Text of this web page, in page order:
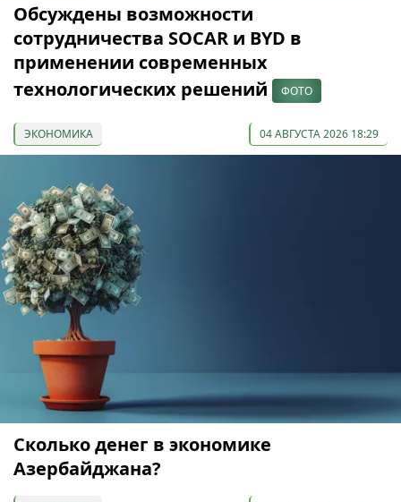
Обсуждены возможности
сотрудничества SOCAR и BYD в
применении современных
технологических решений
ФОТО
ЭКОНОМИКА 04 АВГУСТА 2026 18:29
Сколько денег в экономике
Азербайджана?